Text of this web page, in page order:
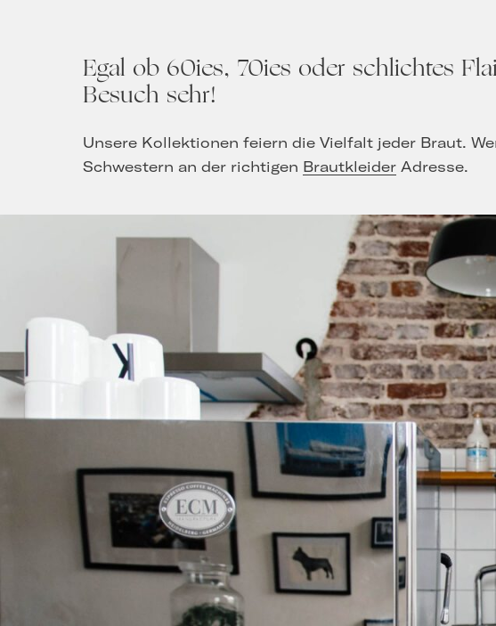
Egal ob 60ies, 70ies oder schlichtes
Besuch sehr!
Unsere Kollektionen feiern die Vielfalt jeder Braut.
Schwestern an der richtigen BrautkleiderAdresse.